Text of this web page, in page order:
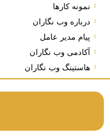
نمونه کارها
درباره وب نگاران
پیام مدیر عامل
آکادمی وب نگاران
هاستینگ وب نگاران